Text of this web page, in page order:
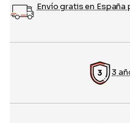
Envío gratis en
3